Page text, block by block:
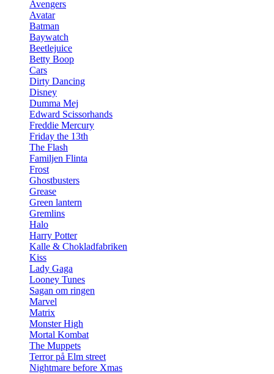
Avengers
Avatar
Batman
Baywatch
Beetlejuice
Betty Boop
Cars
Dirty Dancing
Disney
Dumma Mej
Edward Scissorhands
Freddie Mercury
Friday the 13th
The Flash
Familjen Flinta
Frost
Ghostbusters
Grease
Green lantern
Gremlins
Halo
Harry Potter
Kalle & Chokladfabriken
Kiss
Lady Gaga
Looney Tunes
Sagan om ringen
Marvel
Matrix
Monster High
Mortal Kombat
The Muppets
Terror på Elm street
Nightmare before Xmas